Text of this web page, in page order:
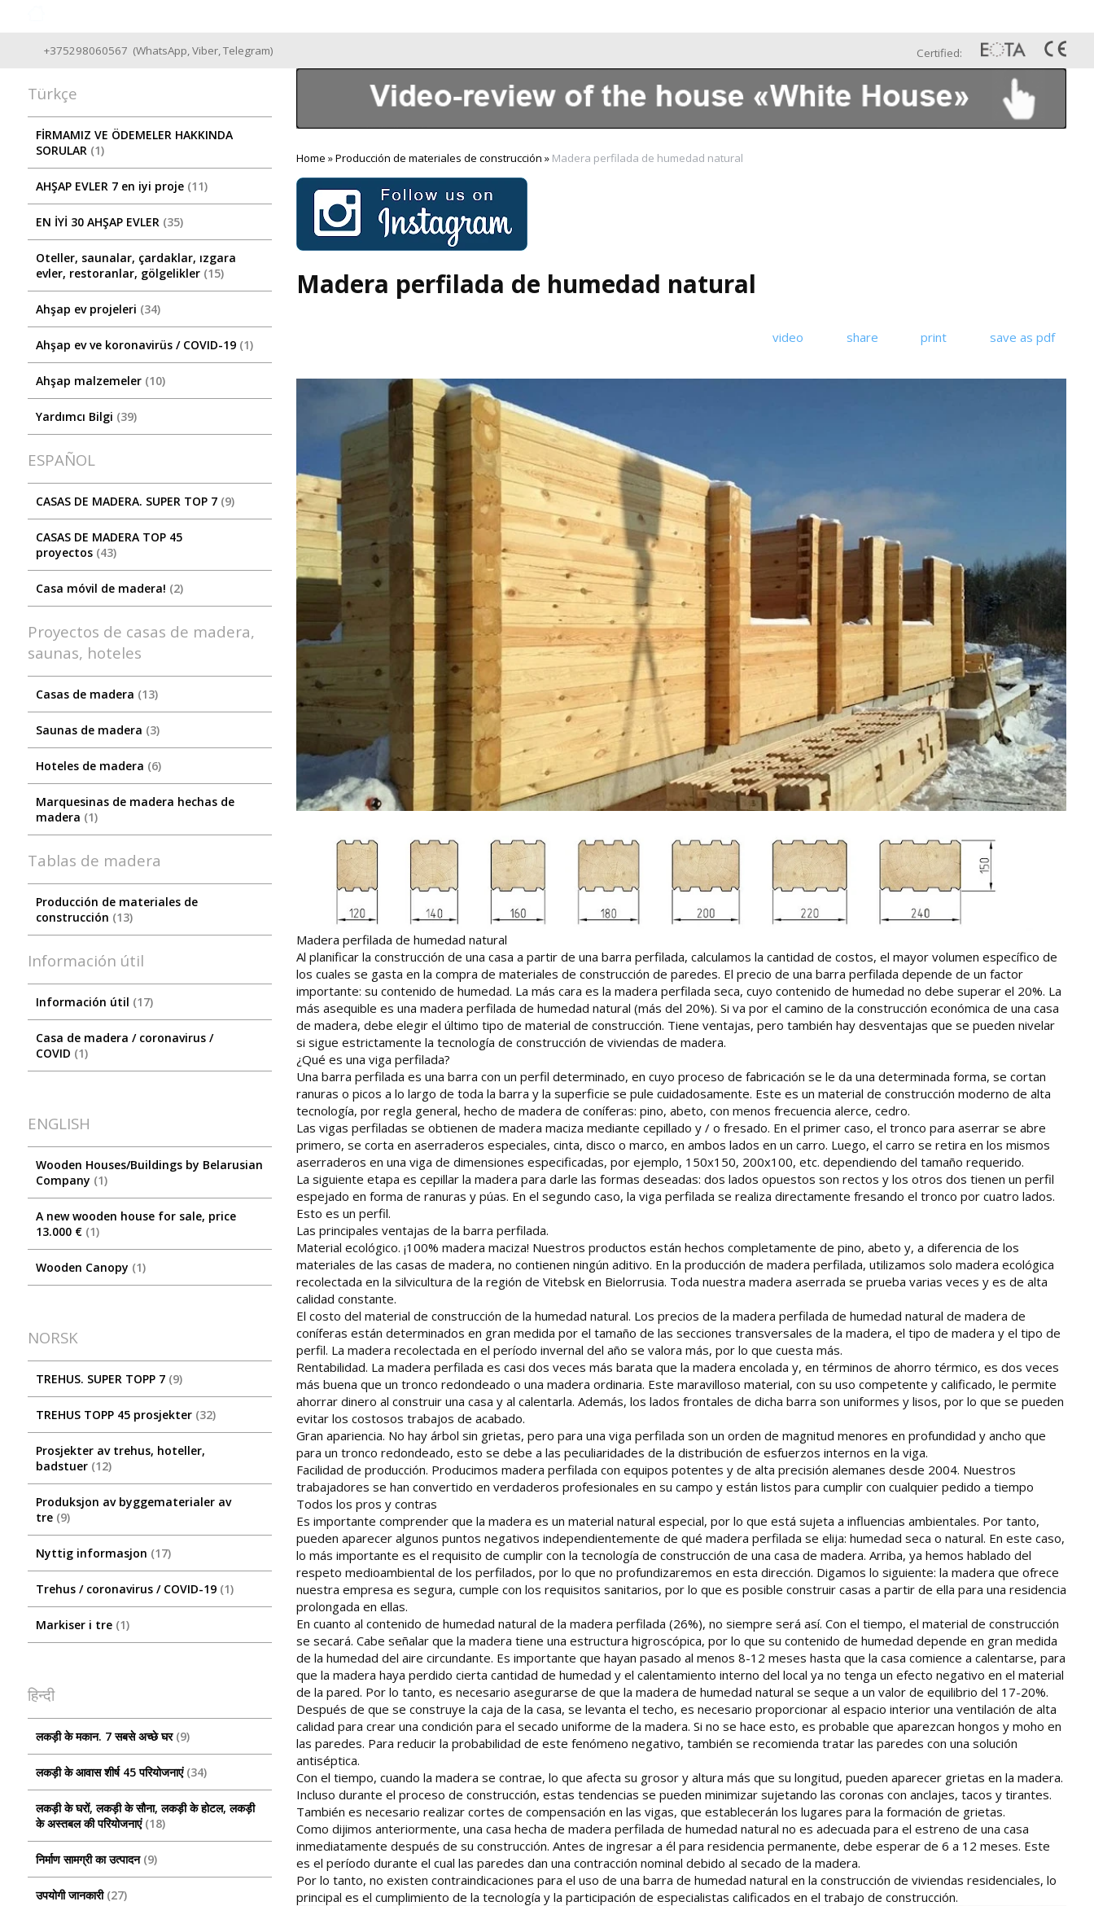
+375298060567 (WhatsApp,Viber,Telegram) Certified:
Türkçe
FİRMAMIZ VE ÖDEMELER HAKKINDA
SORULAR 1
AHŞAP EVLER 7 en iyi proje 11
EN İYİ 30 AHŞAP EVLER 35
Oteller, saunalar, çardaklar, ızgara
evler, restoranlar, gölgelikler 15
Ahşap ev projeleri 34
Ahşap ev ve koronavirüs / COVID-19 1
Ahşap malzemeler 10
Yardımcı Bilgi 39
ESPAÑOL
CASAS DE MADERA. SUPER TOP 7 9
CASAS DE MADERA TOP 45
proyectos 43
Casa móvil de madera! 2
Proyectos de casas de madera,
saunas, hoteles
Casas de madera 13
Saunas de madera 3
Hoteles de madera 6
Marquesinas de madera hechas de
madera 1
Tablas de madera
Producción de materiales de
construcción 13
Información útil
Información útil 17
Сasa de madera / coronavirus /
COVID 1
ENGLISH
Wooden Houses/Buildings by Belarusian
Company 1
A new wooden house for sale, price
13.000 € 1
Wooden Canopy 1
NORSK
TREHUS. SUPER TOPP 7 9
TREHUS TOPP 45 prosjekter 32
Prosjekter av trehus, hoteller,
badstuer 12
Produksjon av byggematerialer av
tre 9
Nyttig informasjon 17
Trehus / coronavirus / COVID-19 1
Markiser i tre 1
हिन्दी
लकड़ी के मकान. 7 सबसे अच्छे घर 9
लकड़ी के आवास शीर्ष 45 परियोजनाएं 34
लकड़ी के घरों, लकड़ी के सौना, लकड़ी के होटल, लकड़ी
के अस्तबल की परियोजनाएं 18
निर्माण सामग्री का उत्पादन 9
उपयोगी जानकारी 27
Home »Producción de materiales de construcción » Madera perfilada de humedad natural
Madera perfilada de humedad natural
video share print save as pdf
Madera perfilada de humedad natural
Al planificar la construcción de una casa a partir de una barra perfilada, calculamos la cantidad de costos, el mayor volumen específico de
los cuales se gasta en la compra de materiales de construcción de paredes. El precio de una barra perfilada depende de un factor
importante: su contenido de humedad. La más cara es la madera perfilada seca, cuyo contenido de humedad no debe superar el 20%. La
más asequible es una madera perfilada de humedad natural (más del 20%). Si va por el camino de la construcción económica de una casa
de madera, debe elegir el último tipo de material de construcción. Tiene ventajas, pero también hay desventajas que se pueden nivelar
si sigue estrictamente la tecnología de construcción de viviendas de madera.
¿Qué es una viga perfilada?
Una barra perfilada es una barra con un perfil determinado, en cuyo proceso de fabricación se le da una determinada forma, se cortan
ranuras o picos a lo largo de toda la barra y la superficie se pule cuidadosamente. Este es un material de construcción moderno de alta
tecnología, por regla general, hecho de madera de coníferas: pino, abeto, con menos frecuencia alerce, cedro.
Las vigas perfiladas se obtienen de madera maciza mediante cepillado y / o fresado. En el primer caso, el tronco para aserrar se abre
primero, se corta en aserraderos especiales, cinta, disco o marco, en ambos lados en un carro. Luego, el carro se retira en los mismos
aserraderos en una viga de dimensiones especificadas, por ejemplo, 150x150, 200x100, etc. dependiendo del tamaño requerido.
La siguiente etapa es cepillar la madera para darle las formas deseadas: dos lados opuestos son rectos y los otros dos tienen un perfil
espejado en forma de ranuras y púas. En el segundo caso, la viga perfilada se realiza directamente fresando el tronco por cuatro lados.
Esto es un perfil.
Las principales ventajas de la barra perfilada.
Material ecológico. ¡100% madera maciza! Nuestros productos están hechos completamente de pino, abeto y, a diferencia de los
materiales de las casas de madera, no contienen ningún aditivo. En la producción de madera perfilada, utilizamos solo madera ecológica
recolectada en la silvicultura de la región de Vitebsk en Bielorrusia. Toda nuestra madera aserrada se prueba varias veces y es de alta
calidad constante.
El costo del material de construcción de la humedad natural. Los precios de la madera perfilada de humedad natural de madera de
coníferas están determinados en gran medida por el tamaño de las secciones transversales de la madera, el tipo de madera y el tipo de
perfil. La madera recolectada en el período invernal del año se valora más, por lo que cuesta más.
Rentabilidad. La madera perfilada es casi dos veces más barata que la madera encolada y, en términos de ahorro térmico, es dos veces
más buena que un tronco redondeado o una madera ordinaria. Este maravilloso material, con su uso competente y calificado, le permite
ahorrar dinero al construir una casa y al calentarla. Además, los lados frontales de dicha barra son uniformes y lisos, por lo que se pueden
evitar los costosos trabajos de acabado.
Gran apariencia. No hay árbol sin grietas, pero para una viga perfilada son un orden de magnitud menores en profundidad y ancho que
para un tronco redondeado, esto se debe a las peculiaridades de la distribución de esfuerzos internos en la viga.
Facilidad de producción. Producimos madera perfilada con equipos potentes y de alta precisión alemanes desde 2004. Nuestros
trabajadores se han convertido en verdaderos profesionales en su campo y están listos para cumplir con cualquier pedido a tiempo
Todos los pros y contras
Es importante comprender que la madera es un material natural especial, por lo que está sujeta a influencias ambientales. Por tanto,
pueden aparecer algunos puntos negativos independientemente de qué madera perfilada se elija: humedad seca o natural. En este caso,
lo más importante es el requisito de cumplir con la tecnología de construcción de una casa de madera. Arriba, ya hemos hablado del
respeto medioambiental de los perfilados, por lo que no profundizaremos en esta dirección. Digamos lo siguiente: la madera que ofrece
nuestra empresa es segura, cumple con los requisitos sanitarios, por lo que es posible construir casas a partir de ella para una residencia
prolongada en ellas.
En cuanto al contenido de humedad natural de la madera perfilada (26%), no siempre será así. Con el tiempo, el material de construcción
se secará. Cabe señalar que la madera tiene una estructura higroscópica, por lo que su contenido de humedad depende en gran medida
de la humedad del aire circundante. Es importante que hayan pasado al menos 8-12 meses hasta que la casa comience a calentarse, para
que la madera haya perdido cierta cantidad de humedad y el calentamiento interno del local ya no tenga un efecto negativo en el material
de la pared. Por lo tanto, es necesario asegurarse de que la madera de humedad natural se seque a un valor de equilibrio del 17-20%.
Después de que se construye la caja de la casa, se levanta el techo, es necesario proporcionar al espacio interior una ventilación de alta
calidad para crear una condición para el secado uniforme de la madera. Si no se hace esto, es probable que aparezcan hongos y moho en
las paredes. Para reducir la probabilidad de este fenómeno negativo, también se recomienda tratar las paredes con una solución
antiséptica.
Con el tiempo, cuando la madera se contrae, lo que afecta su grosor y altura más que su longitud, pueden aparecer grietas en la madera.
Incluso durante el proceso de construcción, estas tendencias se pueden minimizar sujetando las coronas con anclajes, tacos y tirantes.
También es necesario realizar cortes de compensación en las vigas, que establecerán los lugares para la formación de grietas.
Como dijimos anteriormente, una casa hecha de madera perfilada de humedad natural no es adecuada para el estreno de una casa
inmediatamente después de su construcción. Antes de ingresar a él para residencia permanente, debe esperar de 6 a 12 meses. Este
es el período durante el cual las paredes dan una contracción nominal debido al secado de la madera.
Por lo tanto, no existen contraindicaciones para el uso de una barra de humedad natural en la construcción de viviendas residenciales, lo
principal es el cumplimiento de la tecnología y la participación de especialistas calificados en el trabajo de construcción.